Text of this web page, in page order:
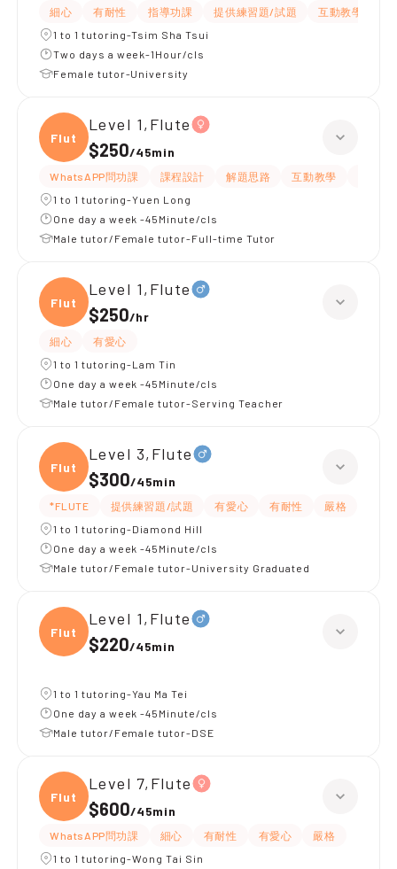
細心 有耐性 指導功課 提供練習題/試題 互動教學
1 to 1 tutoring-Tsim Sha Tsui
Two days a week-1Hour/cls
Female tutor-University
Flute
Level 1,Flute
$250/45min
WhatsAPP問功課 課程設計 解題思路 互動教學
1 to 1 tutoring-Yuen Long
One day a week -45Minute/cls
Male tutor/Female tutor-Full-time Tutor
Flute
Level 1,Flute
$250/hr
細心
有愛心
1 to 1 tutoring-Lam Tin
One day a week -45Minute/cls
Male tutor/Female tutor-Serving Teacher
Flute
Level 3,Flute
$300/45min
*FLUTE 提供練習題/試題 有愛心 有耐性
嚴格
1 to 1 tutoring-Diamond Hill
One day a week -45Minute/cls
Male tutor/Female tutor-University Graduated
Flute
Level 1,Flute
$220/45min
1 to 1 tutoring-Yau Ma Tei
One day a week -45Minute/cls
Male tutor/Female tutor-DSE
Flute
Level 7,Flute
$600/45min
WhatsAPP問功課 細心 有耐性 有愛心
嚴格
1 to 1 tutoring-Wong Tai Sin